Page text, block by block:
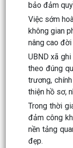
bảo đảm
Việc sớm
không gian
nâng cao
UBND xã
theo đúng
trương,
thiện hồ sơ,
Trong thời
đảm công
nền tảng
đẹp.